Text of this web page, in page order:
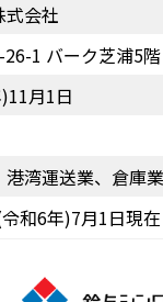
式会社
1 バーク芝浦5階
月1日
湾運送業、倉庫業
和6年)7月1日現在